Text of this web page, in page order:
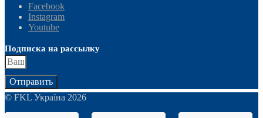
Facebook
Instagram
Youtube
Подписка на рассылку
Отправить
© FKL Україна 2026